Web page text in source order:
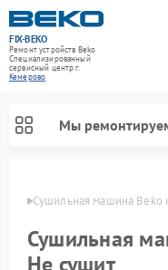
FIX-BEKO
Ремонт устройств Beko
Специализированный
cервисный центр г.
Кемерово
Мы
Сушильная машина Beko
Сушильная